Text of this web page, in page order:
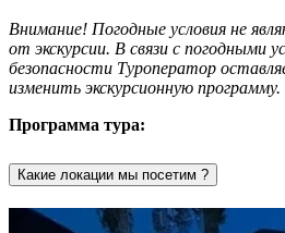
Внимание! Погодные условия не
от экскурсии. В связи с погодными
безопасности Туроператор
изменить экскурсионную программу.
Программа тура:
Какие локации мы посетим ?